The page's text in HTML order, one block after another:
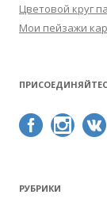
Цветовой круг
Мои пейзажи
РУБРИКИ